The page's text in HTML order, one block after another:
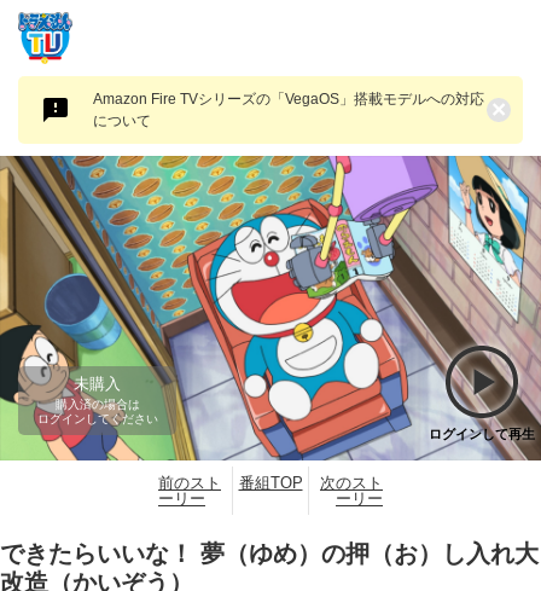
Amazon Fire TVシリーズの「VegaOS」搭載モデルへの対応
について
×
未購入
購入済の場合は
ログインしてください
ログインして再生
前のスト
ーリー
番組TOP
次のスト
ーリー
できたらいいな！ 夢（ゆめ）の押（お）し入れ大
改造（かいぞう）